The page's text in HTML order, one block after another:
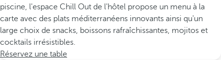
piscine, l'espace Chill Out de l'hôtel propose un menu à la
carte avec des plats méditerranéens innovants ainsi qu'un
large choix de snacks, boissons rafraîchissantes, mojitos et
cocktails irrésistibles.
Réservez une table